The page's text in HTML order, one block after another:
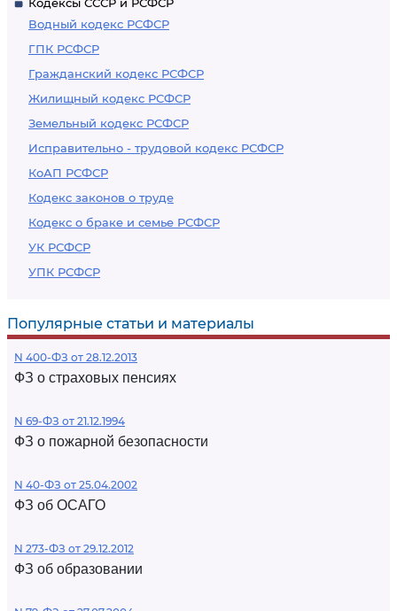
Водный кодекс РСФСР
ГПК РСФСР
Гражданский кодекс РСФСР
Жилищный кодекс РСФСР
Земельный кодекс РСФСР
Исправительно - трудовой кодекс РСФСР
КоАП РСФСР
Кодекс законов о труде
Кодекс о браке и семье РСФСР
УК РСФСР
УПК РСФСР
Популярные статьи и материалы
N 400-ФЗ от 28.12.2013
ФЗ о страховых пенсиях
N 69-ФЗ от 21.12.1994
ФЗ о пожарной безопасности
N 40-ФЗ от 25.04.2002
ФЗ об ОСАГО
N 273-ФЗ от 29.12.2012
ФЗ об образовании